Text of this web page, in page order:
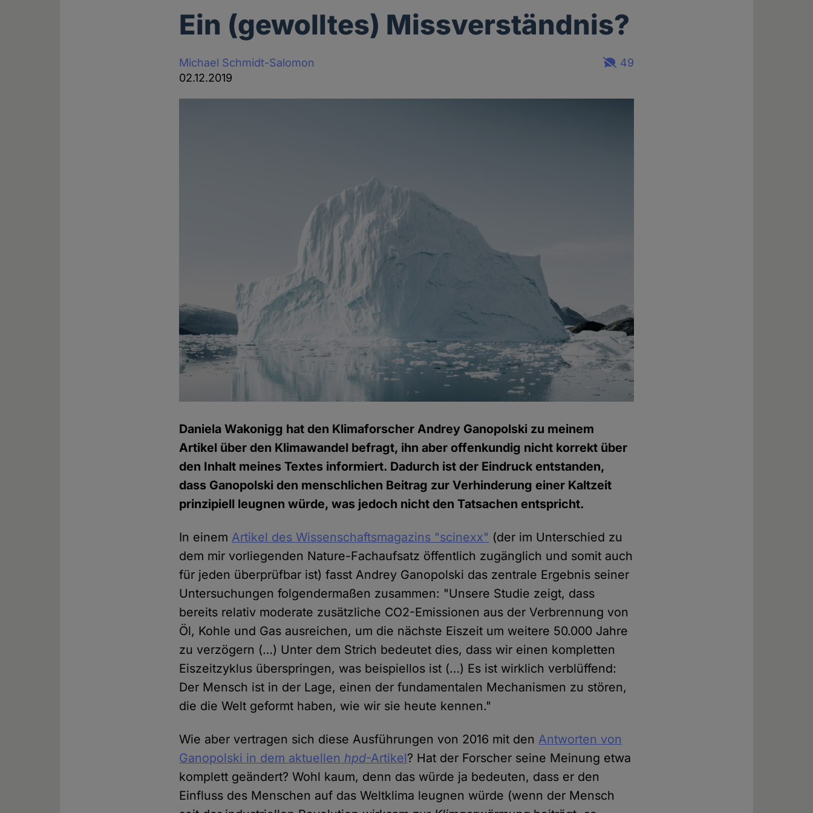
Ein (gewolltes) Missverständnis?
Michael Schmidt-Salomon
02.12.2019
49
Daniela Wakonigg hat den Klimaforscher Andrey Ganopolski zu meinem
Artikel über den Klimawandel befragt, ihn aber offenkundig nicht korrekt über
den Inhalt meines Textes informiert. Dadurch ist der Eindruck entstanden,
dass Ganopolski den menschlichen Beitrag zur Verhinderung einer Kaltzeit
prinzipiell leugnen würde, was jedoch nicht den Tatsachen entspricht.
In einem Artikel des Wissenschaftsmagazins "scinexx" (der im Unterschied zu
dem mir vorliegenden Nature-Fachaufsatz öffentlich zugänglich und somit auch
für jeden überprüfbar ist) fasst Andrey Ganopolski das zentrale Ergebnis seiner
Untersuchungen folgendermaßen zusammen: "Unsere Studie zeigt, dass
bereits relativ moderate zusätzliche CO2-Emissionen aus der Verbrennung von
Öl, Kohle und Gas ausreichen, um die nächste Eiszeit um weitere 50.000 Jahre
zu verzögern (…) Unter dem Strich bedeutet dies, dass wir einen kompletten
Eiszeitzyklus überspringen, was beispiellos ist (…) Es ist wirklich verblüffend:
Der Mensch ist in der Lage, einen der fundamentalen Mechanismen zu stören,
die die Welt geformt haben, wie wir sie heute kennen."
Wie aber vertragen sich diese Ausführungen von 2016 mit den Antworten von
Ganopolski in dem aktuellen hpd-Artikel? Hat der Forscher seine Meinung etwa
komplett geändert? Wohl kaum, denn das würde ja bedeuten, dass er den
Einfluss des Menschen auf das Weltklima leugnen würde (wenn der Mensch